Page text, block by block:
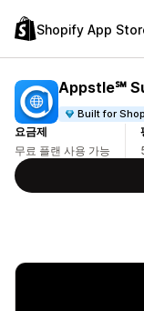
Shopify App
Appstle℠
Built for
요금제
무료 플랜 사용 가능